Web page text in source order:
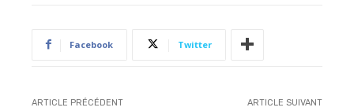
Facebook Twitter
ARTICLE PRÉCÉDENT ARTICLE SUIVANT